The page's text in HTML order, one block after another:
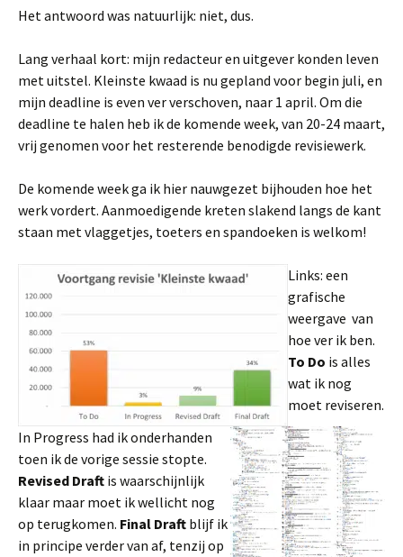
Het antwoord was natuurlijk: niet, dus.
Lang verhaal kort: mijn redacteur en uitgever konden leven
met uitstel. Kleinste kwaad is nu gepland voor begin juli, en
mijn deadline is even ver verschoven, naar 1 april. Om die
deadline te halen heb ik de komende week, van 20-24 maart,
vrij genomen voor het resterende benodigde revisiewerk.
De komende week ga ik hier nauwgezet bijhouden hoe het
werk vordert. Aanmoedigende kreten slakend langs de kant
staan met vlaggetjes, toeters en spandoeken is welkom!
Links: een
grafische
weergave van
hoe ver ik ben.
To Do is alles
wat ik nog
moet reviseren.
In Progress had ik onderhanden
toen ik de vorige sessie stopte.
Revised Draft is waarschijnlijk
klaar maar moet ik wellicht nog
op terugkomen. Final Draft blijf ik
in principe verder van af, tenzij op